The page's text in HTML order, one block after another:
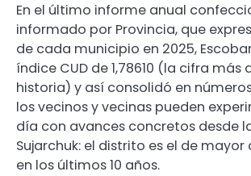
En el último informe anual
informado por Provincia, que
de cada municipio en 2025,
índice CUD de 1,78610 (la cifra más
historia) y así consolidó en
los vecinos y vecinas pueden
día con avances concretos desde
Sujarchuk: el distrito es el de
en los últimos 10 años.